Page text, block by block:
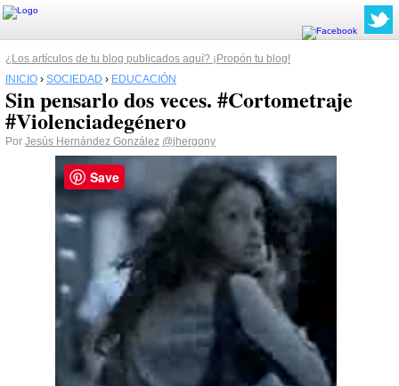
¿Los artículos de tu blog publicados aquí? ¡Propón tu blog!
INICIO › SOCIEDAD › EDUCACIÓN
Sin pensarlo dos veces. #Cortometraje
#Violenciadegénero
Por Jesús Hernández González @jhergony
Save